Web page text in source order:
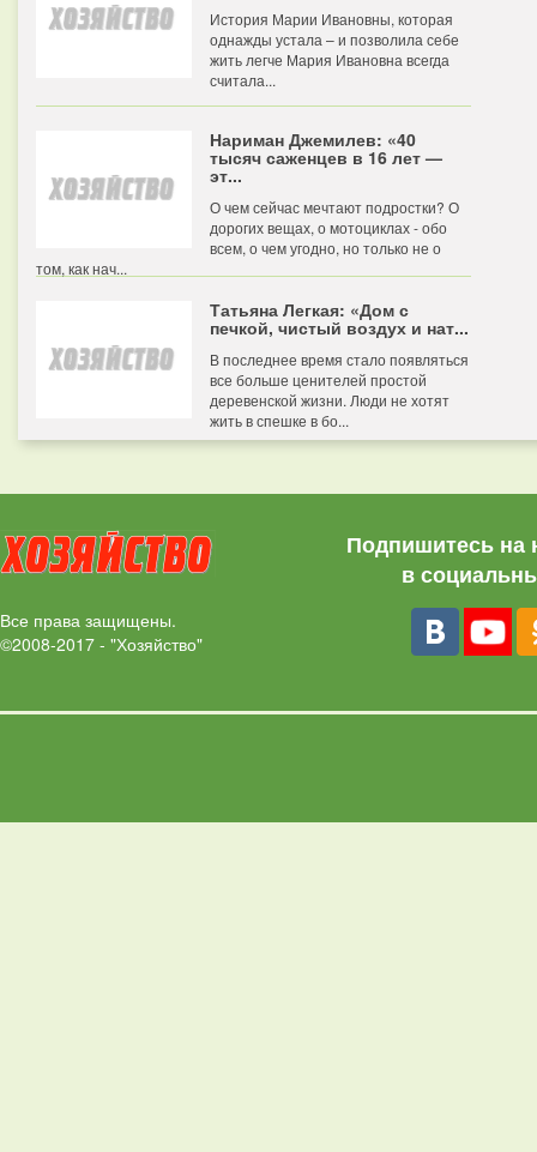
История Марии Ивановны, которая
однажды устала – и позволила себе
жить легче Мария Ивановна всегда
считала...
Нариман Джемилев: «40
тысяч саженцев в 16 лет —
эт...
О чем сейчас мечтают подростки? О
дорогих вещах, о мотоциклах - обо
всем, о чем угодно, но только не о
том, как нач...
Татьяна Легкая: «Дом с
печкой, чистый воздух и нат...
В последнее время стало появляться
все больше ценителей простой
деревенской жизни. Люди не хотят
жить в спешке в бо...
Все права защищены.
©2008-2017 - "Хозяйство"
Подпишитесь на
в